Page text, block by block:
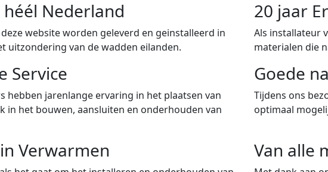
Nederland
website worden geleverd en geinstalleerd in
uitzondering van de wadden eilanden.
20 jaar
Als installateur
materialen die
Service
hebben jarenlange ervaring in het plaatsen van
in het bouwen, aansluiten en onderhouden van
Goede
Tijdens ons
optimaal
Verwarmen Van alle